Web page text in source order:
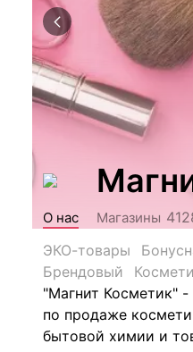
О нас Магазины
ЭКО-товары
Брендовый
"Магнит Косметик" -
по продаже
бытовой химии и